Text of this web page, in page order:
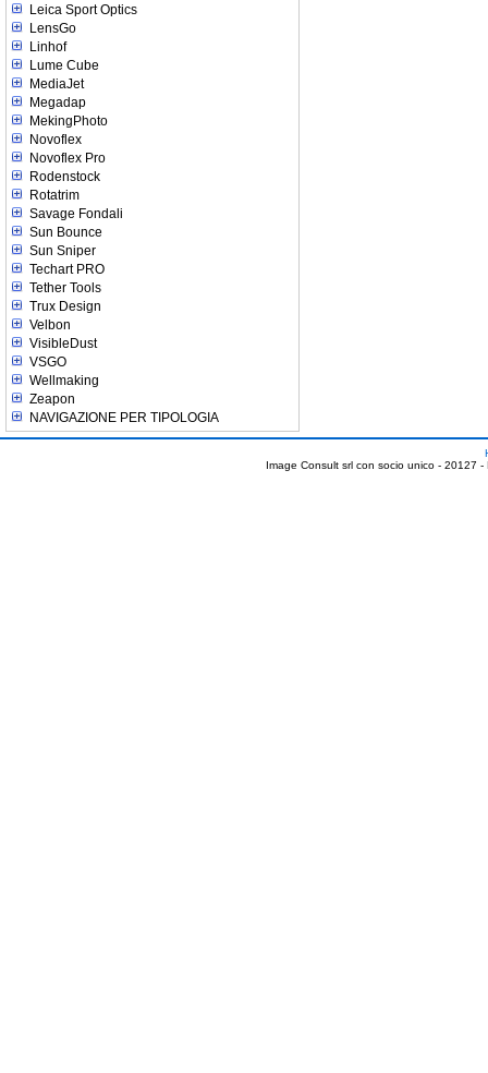
Leica Sport Optics
LensGo
Linhof
Lume Cube
MediaJet
Megadap
MekingPhoto
Novoflex
Novoflex Pro
Rodenstock
Rotatrim
Savage Fondali
Sun Bounce
Sun Sniper
Techart PRO
Tether Tools
Trux Design
Velbon
VisibleDust
VSGO
Wellmaking
Zeapon
NAVIGAZIONE PER TIPOLOGIA
Image Consult srl con socio unico - 20127